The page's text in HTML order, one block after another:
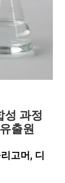
성 과정
출원
고머, 디